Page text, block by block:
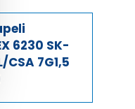
6230 SK-
CSA 7G1,5